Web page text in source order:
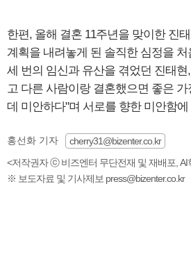
한편, 올해 결혼 11주년을 맞이한 진
계획을 내려놓게 된 솔직한 심정을
세 번의 임신과 유산을 겪었던 진태
고 다른 사람이랑 결혼했으면 좋은
데 미안하다"며 서로를 향한 미안함
홍선화 기자
cherry31@bizenter.co.kr
<저작권자 ⓒ 비즈엔터 무단전재 및 재배포, AI
※ 보도자료 및 기사제보 press@bizenter.co.kr